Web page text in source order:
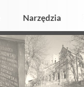
Narzędzia